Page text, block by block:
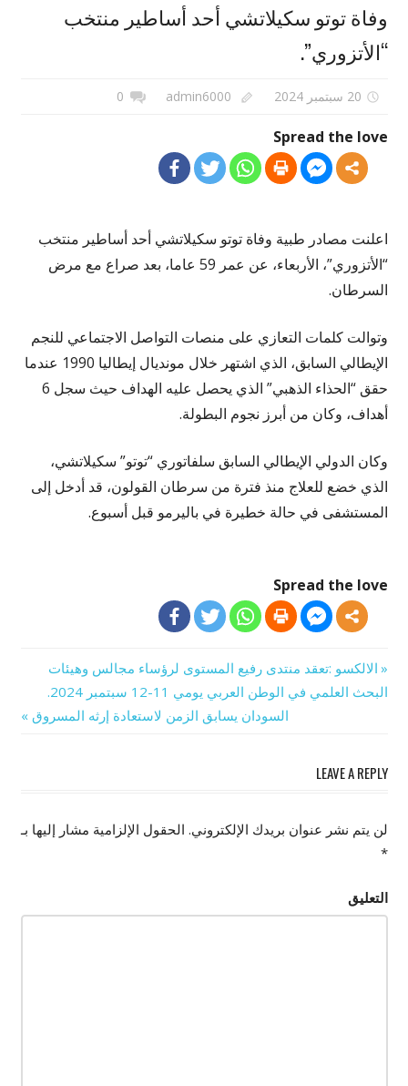
وفاة توتو سكيلاتشي أحد أساطير منتخب
“الأتزوري”.
20 سبتمبر 2024 admin6000
0
Spread the love
اعلنت مصادر طبية وفاة توتو سكيلاتشي أحد أساطير منتخب
“الأتزوري”، الأربعاء، عن عمر 59 عاما، بعد صراع مع مرض
السرطان.
وتوالت كلمات التعازي على منصات التواصل الاجتماعي للنجم
الإيطالي السابق، الذي اشتهر خلال مونديال إيطاليا 1990 عندما
حقق “الحذاء الذهبي” الذي يحصل عليه الهداف حيث سجل 6
أهداف، وكان من أبرز نجوم البطولة.
وكان الدولي الإيطالي السابق سلفاتوري “توتو” سكيلاتشي،
الذي خضع للعلاج منذ فترة من سرطان القولون، قد أدخل إلى
المستشفى في حالة خطيرة في باليرمو قبل أسبوع.
Spread the love
تصفّح
Previous
Post:
الالكسو :تعقد منتدى رفيع المستوى لرؤساء مجالس وهيئات
البحث العلمي في الوطن العربي يومي 11-12 سبتمبر 2024.
Next
السودان يسابق الزمن لاستعادة إرثه المسروق
LEAVE A REPLY
لن يتم نشر عنوان بريدك الإلكتروني. الحقول الإلزامية مشار إليها بـ
*
التعليق